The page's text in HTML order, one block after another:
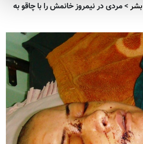
>مردی در نیمروز خانمش را با چاقو به